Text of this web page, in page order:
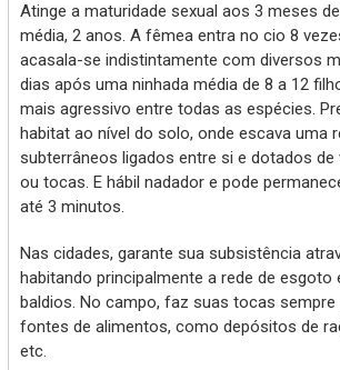
Atinge a maturidade sexual aos 3 meses
média, 2 anos. A fêmea entra no cio 8
acasala-se indistintamente com diversos
dias após uma ninhada média de 8 a 12
mais agressivo entre todas as espécies.
habitat ao nível do solo, onde escava uma
subterrâneos ligados entre si e dotados de
ou tocas. E hábil nadador e pode
até 3 minutos.
Nas cidades, garante sua subsistência
habitando principalmente a rede de esgoto
baldios. No campo, faz suas tocas
fontes de alimentos, como depósitos de
etc.